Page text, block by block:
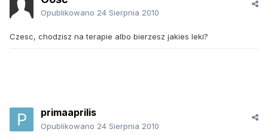
Opublikowano 24 Sierpnia 2010
Czesc, chodzisz na terapie albo bierzesz jakies leki?
primaaprilis
Opublikowano 24 Sierpnia 2010